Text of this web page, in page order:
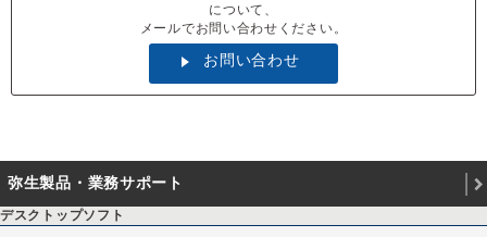
について、
メールでお問い合わせください。
お問い合わせ
弥生製品・業務サポート
デスクトップソフト